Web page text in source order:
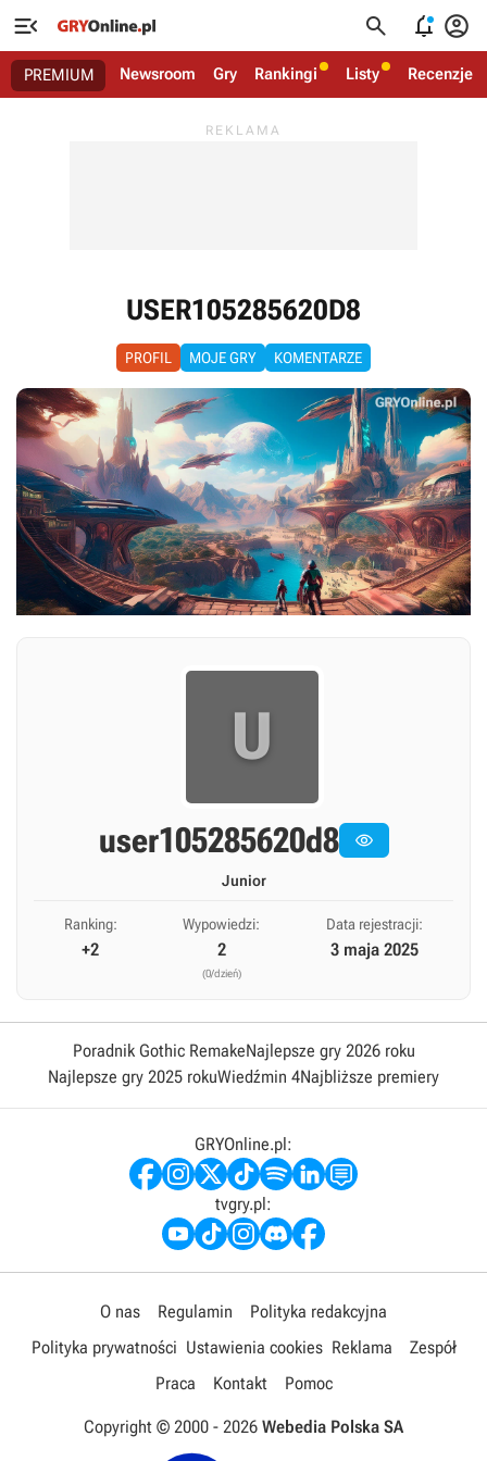
   
PREMIUM Newsroom Gry Rankingi Listy Recenzje
USER105285620D8
PROFIL MOJE GRY KOMENTARZE
U
user105285620d8 
Junior
Ranking:
+2
Wypowiedzi:
2
(0/dzień)
Data rejestracji:
3 maja 2025
Poradnik Gothic RemakeNajlepsze gry 2026 roku
Najlepsze gry 2025 rokuWiedźmin 4Najbliższe premiery
GRYOnline.pl:
tvgry.pl:
O nas Regulamin
Polityka redakcyjna
Polityka prywatności Ustawienia cookies Reklama
Zespół
Praca
Kontakt Pomoc
Copyright © 2000 - 2026 Webedia Polska SA